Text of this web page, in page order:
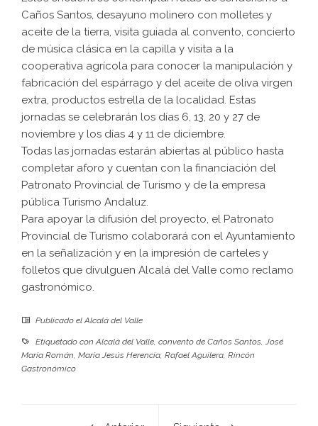
Caños Santos, desayuno molinero con molletes y
aceite de la tierra, visita guiada al convento, concierto
de música clásica en la capilla y visita a la
cooperativa agrícola para conocer la manipulación y
fabricación del espárrago y del aceite de oliva virgen
extra, productos estrella de la localidad. Estas
jornadas se celebrarán los días 6, 13, 20 y 27 de
noviembre y los días 4 y 11 de diciembre.
Todas las jornadas estarán abiertas al público hasta
completar aforo y cuentan con la financiación del
Patronato Provincial de Turismo y de la empresa
pública Turismo Andaluz.
Para apoyar la difusión del proyecto, el Patronato
Provincial de Turismo colaborará con el Ayuntamiento
en la señalización y en la impresión de carteles y
folletos que divulguen Alcalá del Valle como reclamo
gastronómico.
Publicado elAlcalá del Valle
Etiquetado conAlcalá del Valle, convento de Caños Santos,José
María Román, María Jesús Herencia, Rafael Aguilera, Rincón
Gastronómico